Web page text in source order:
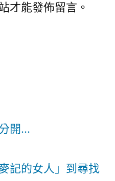
才能發佈留言。
開...
記的女人」到尋找